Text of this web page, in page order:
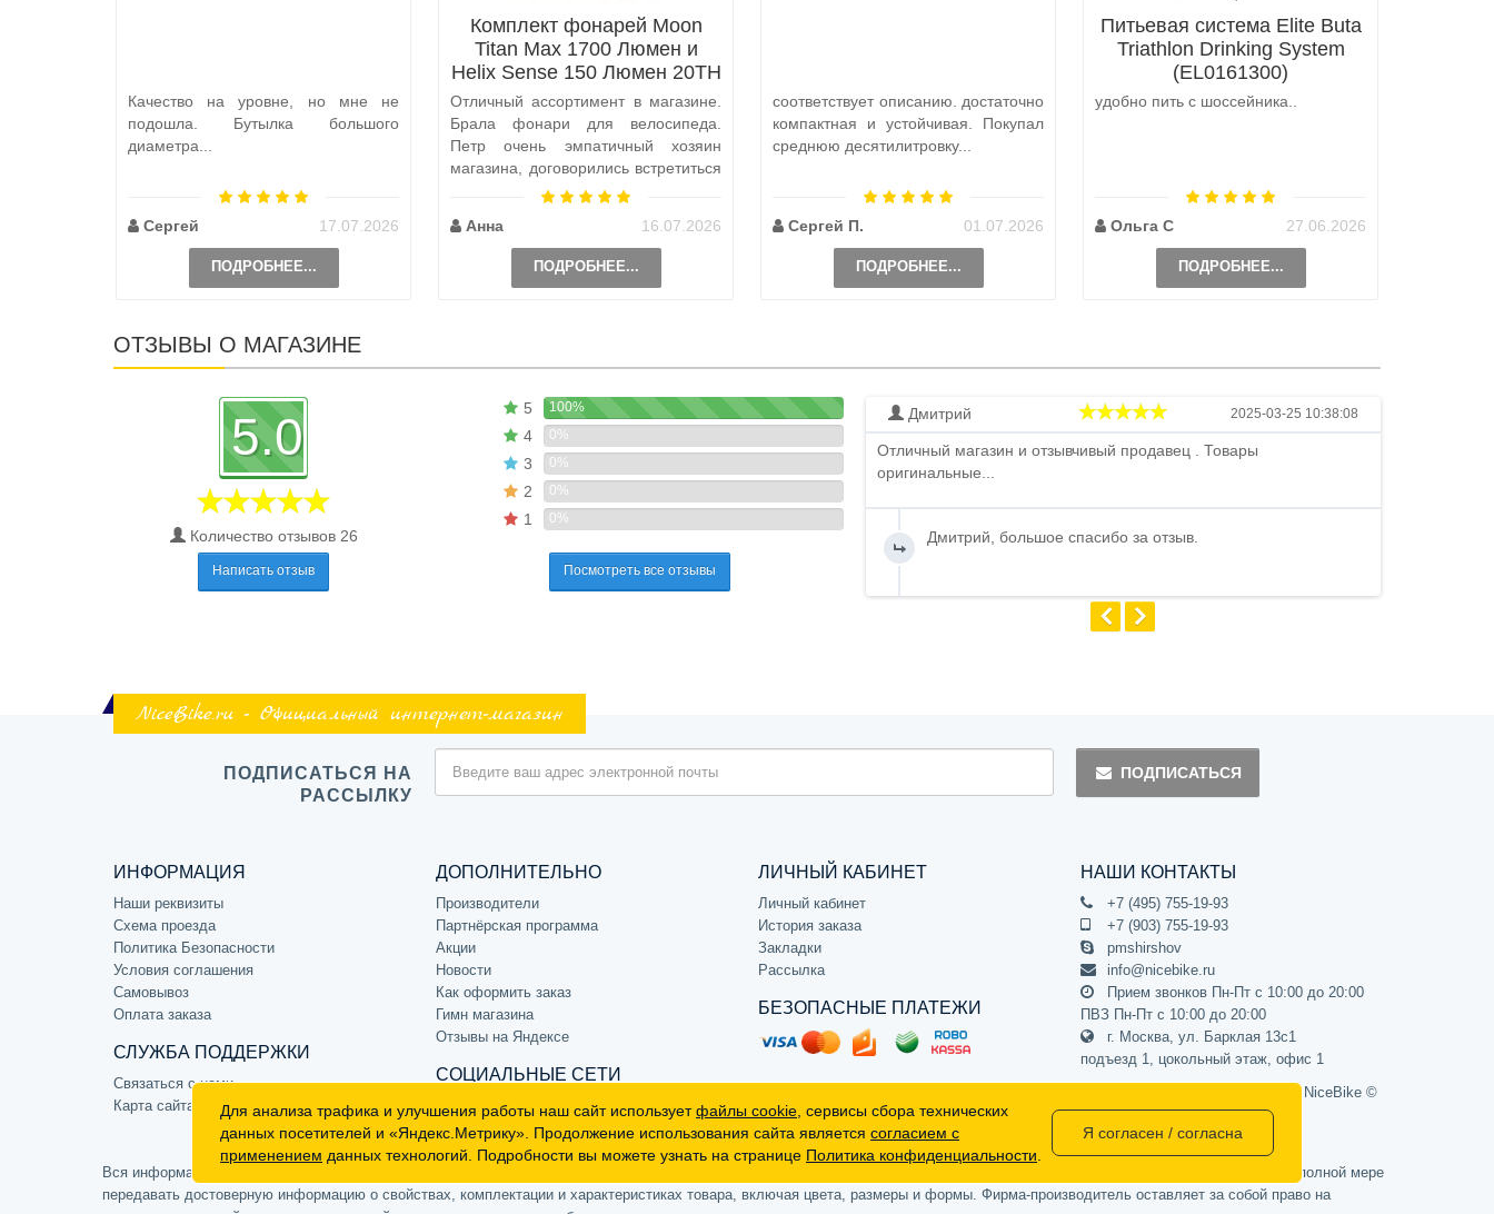
Качество на уровне, но мне не
подошла. Бутылка большого
диаметра...
Сергей 17.07.2026
ПОДРОБНЕЕ...
Комплект фонарей Moon
Titan Max 1700 Люмен и
Helix Sense 150 Люмен 20TH
Anniversary Edition
Отличный ассортимент в магазине.
Брала фонари для велосипеда.
Петр очень эмпатичный хозяин
магазина, договорились встретиться
по пути, чтобы передать ..
Анна
16.07.2026
ПОДРОБНЕЕ...
соответствует описанию. достаточно
компактная и устойчивая. Покупал
среднюю десятилитровку...
Сергей П. 01.07.2026
ПОДРОБНЕЕ...
Питьевая система Elite Buta
Triathlon Drinking System
(EL0161300)
удобно пить с шоссейника..
Ольга С 27.06.2026
ПОДРОБНЕЕ...
ОТЗЫВЫ О МАГАЗИНЕ
5.0
Количество отзывов 26
Написать отзыв
5 100%
4 0%
3 0%
2 0%
1 0%
Посмотреть все отзывы
Дмитрий 2025-03-25 10:38:08
Отличный магазин и отзывчивый продавец . Товары
оригинальные...
Дмитрий, большое спасибо за отзыв.
NiceBike.ru - Официальный интернет-магазин
ПОДПИСАТЬСЯ НА
РАССЫЛКУ
ПОДПИСАТЬСЯ
ИНФОРМАЦИЯ
Наши реквизиты
Схема проезда
Политика Безопасности
Условия соглашения
Самовывоз
Оплата заказа
СЛУЖБА ПОДДЕРЖКИ
Связаться с нами
Карта сайта
ДОПОЛНИТЕЛЬНО
Производители
Партнёрская программа
Акции
Новости
Как оформить заказ
Гимн магазина
Отзывы на Яндексе
СОЦИАЛЬНЫЕ СЕТИ
ЛИЧНЫЙ КАБИНЕТ
Личный кабинет
История заказа
Закладки
Рассылка
БЕЗОПАСНЫЕ ПЛАТЕЖИ
НАШИ КОНТАКТЫ
+7 (495) 755-19-93
+7 (903) 755-19-93
pmshirshov
info@nicebike.ru
Прием звонков Пн-Пт с 10:00 до 20:00
ПВЗ Пн-Пт с 10:00 до 20:00
г. Москва, ул. Барклая 13с1
подъезд 1, цокольный этаж, офис 1
Официальный интернет-магазин NiceBike ©
2012 - 2026
Вся информация на сайте носит ознакомительный характер, не является публичной офертой (определяемой положениями Статьи 437 Гражданского кодекса РФ) и не может в полной мере
передавать достоверную информацию о свойствах, комплектации и характеристиках товара, включая цвета, размеры и формы. Фирма-производитель оставляет за собой право на
Для анализа трафика и улучшения работы наш сайт используетфайлы cookie , сервисы сбора технических
данных посетителей и «Яндекс.Метрику». Продолжение использования сайта является согласием с
применением данных технологий. Подробности вы можете узнать на странице Политика конфиденциальности
Я согласен / согласна